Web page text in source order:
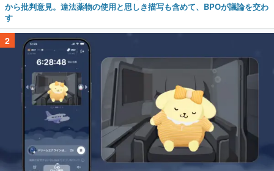
から批判意見。違法薬物の使用と思しき描写も含めて、BPOが議論を交わ
す
2